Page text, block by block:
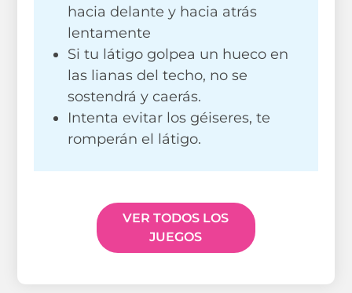
hacia delante y hacia atrás
lentamente
Si tu látigo golpea un hueco en
las lianas del techo, no se
sostendrá y caerás.
Intenta evitar los géiseres, te
romperán el látigo.
VER TODOS LOS
JUEGOS